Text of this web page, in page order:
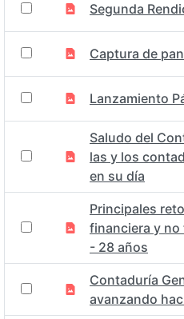
Segunda
Captura de
Lanzamiento
Saludo del
las y los
en su día
Principales
financiera y
- 28 años
Contaduría
avanzando